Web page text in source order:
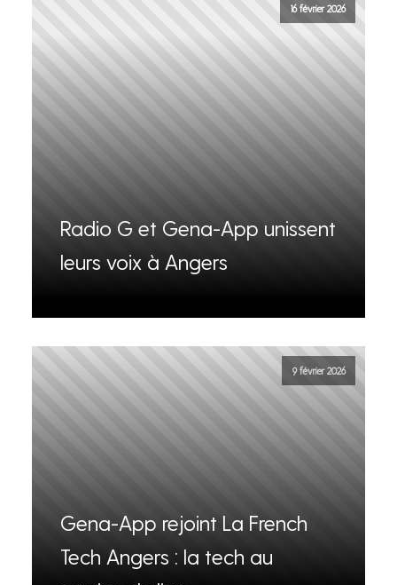
16 février 2026
Radio G et Gena-App unissent
leurs voix à Angers
9 février 2026
Gena-App rejoint La French
Tech Angers : la tech au